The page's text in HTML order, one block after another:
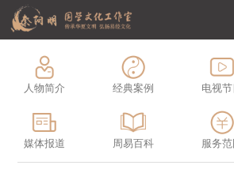
人物简介 经典案例 电视节
媒体报道 周易百科 服务范